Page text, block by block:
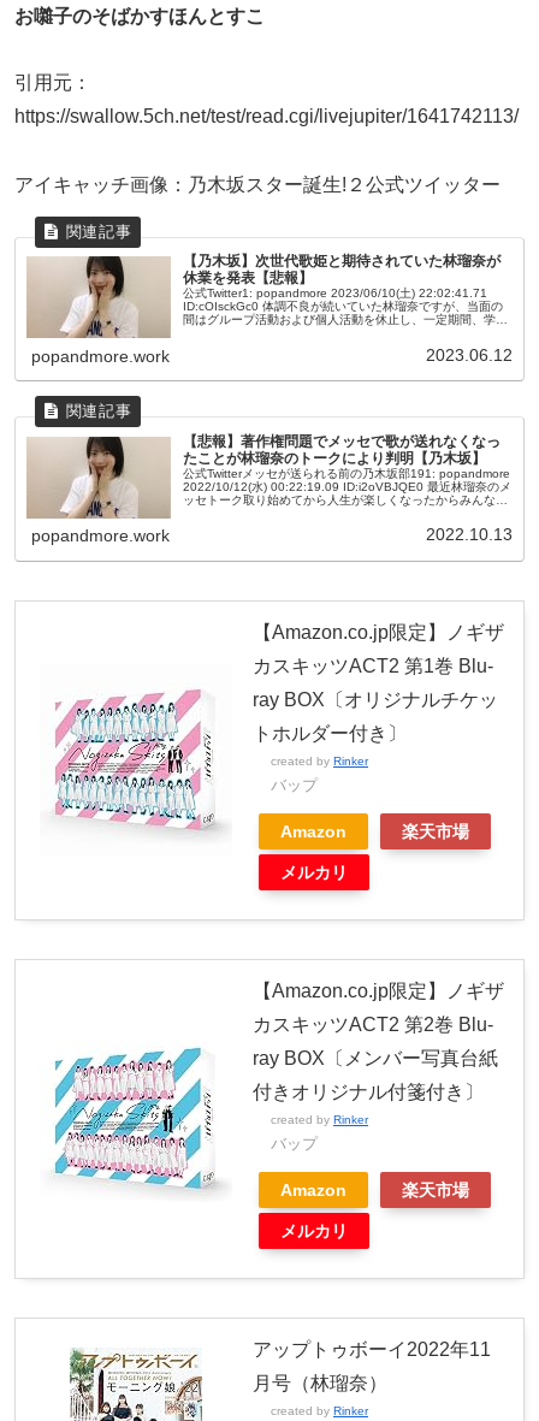
お囃子のそばかすほんとすこ
引用元：
https://swallow.5ch.net/test/read.cgi/livejupiter/1641742113/
アイキャッチ画像：乃木坂スター誕生!２公式ツイッター
【乃木坂】次世代歌姫と期待されていた林瑠奈が
休業を発表【悲報】
公式Twitter1: popandmore 2023/06/10(土) 22:02:41.71
ID:cOIsckGc0 体調不良が続いていた林瑠奈ですが、当面の
間はグループ活動および個人活動を休止し、一定期間、学業
popandmore.work 2023.06.12
【悲報】著作権問題でメッセで歌が送れなくなっ
たことが林瑠奈のトークにより判明【乃木坂】
公式Twitterメッセが送られる前の乃木坂部191: popandmore
2022/10/12(水) 00:22:19.09 ID:i2oVBJQE0 最近林瑠奈のメ
ッセトーク取り始めてから人生が楽しくなったからみんなも
popandmore.work 2022.10.13
【Amazon.co.jp限定】ノギザ
カスキッツACT2 第1巻 Blu-
ray BOX〔オリジナルチケッ
トホルダー付き〕
created by Rinker
バップ
Amazon 楽天市場
メルカリ
【Amazon.co.jp限定】ノギザ
カスキッツACT2 第2巻 Blu-
ray BOX〔メンバー写真台紙
付きオリジナル付箋付き〕
created by Rinker
バップ
Amazon 楽天市場
メルカリ
アップトゥボーイ2022年11
月号（林瑠奈）
created by Rinker